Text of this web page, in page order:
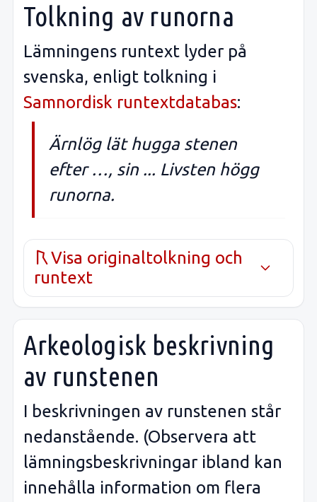
Tolkning av runorna
Lämningens runtext lyder på
svenska, enligt tolkning i
Samnordisk runtextdatabas:
Ärnlög lät hugga stenen
efter …, sin ... Livsten högg
runorna.
Visa originaltolkning och
runtext
Arkeologisk beskrivning
av runstenen
I beskrivningen av runstenen står
nedanstående. (Observera att
lämningsbeskrivningar ibland kan
innehålla information om flera